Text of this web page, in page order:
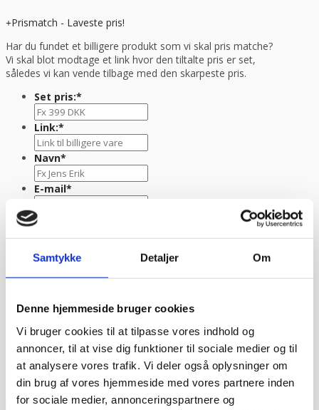
Samtykke Detaljer Om
Denne hjemmeside bruger cookies
Vi bruger cookies til at tilpasse vores indhold og
annoncer, til at vise dig funktioner til sociale medier og til
at analysere vores trafik. Vi deler også oplysninger om
din brug af vores hjemmeside med vores partnere inden
for sociale medier, annonceringspartnere og
Prismatch - Laveste pris!
Har du fundet et billigere produkt som vi skal pris matche?
Vi skal blot modtage et link hvor den tiltalte pris er set,
således vi kan vende tilbage med den skarpeste pris.
Set pris:*
Link:*
Navn*
E-mail*
TLF nr.